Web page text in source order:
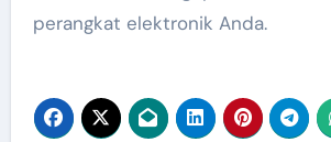
perangkat elektronik Anda.